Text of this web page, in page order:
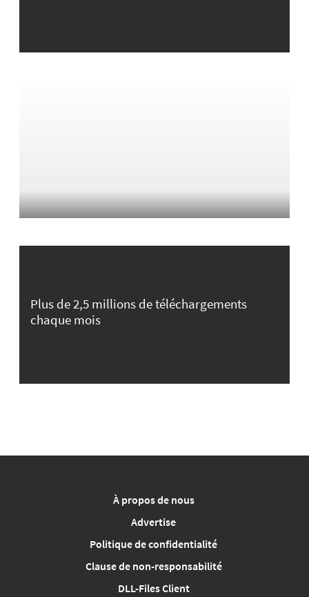
Plus de 2,5 millions de téléchargements
chaque mois
À propos de nous
Advertise
Politique de confidentialité
Clause de non-responsabilité
DLL-Files Client